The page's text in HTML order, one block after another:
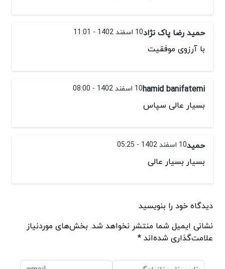
حمید رضا پاک نژاد10 اسفند 1402 - 11:01
با آرزوی موفقیت
hamid banifatemi10 اسفند 1402 - 08:00
بسیار عالی سپاس
حمید10 اسفند 1402 - 05:25
بسیار بسیار عالی
دیدگاه خود را بنویسید
نشانی ایمیل شما منتشر نخواهد شد. بخش‌های موردنیاز
علامت‌گذاری شده‌اند *